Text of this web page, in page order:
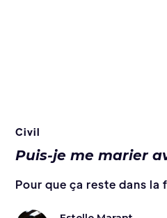
Civil
Puis-je me marier
Pour que ça reste dans la